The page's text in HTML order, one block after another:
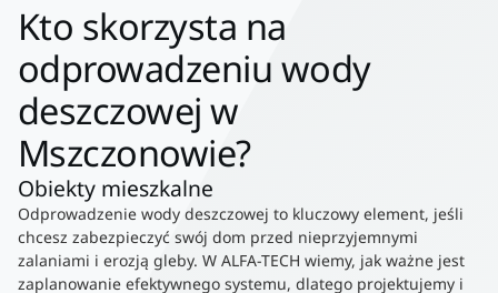
Kto skorzysta na
odprowadzeniu wody
deszczowej w
Mszczonowie?
Obiekty mieszkalne
Odprowadzenie wody deszczowej to kluczowy element, jeśli
chcesz zabezpieczyć swój dom przed nieprzyjemnymi
zalaniami i erozją gleby. W ALFA-TECH wiemy, jak ważne jest
zaplanowanie efektywnego systemu, dlatego projektujemy i